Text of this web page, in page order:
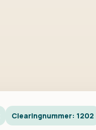
Clearingnummer: 1202